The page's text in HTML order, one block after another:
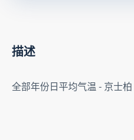
描述
全部年份日平均气温 - 京士柏